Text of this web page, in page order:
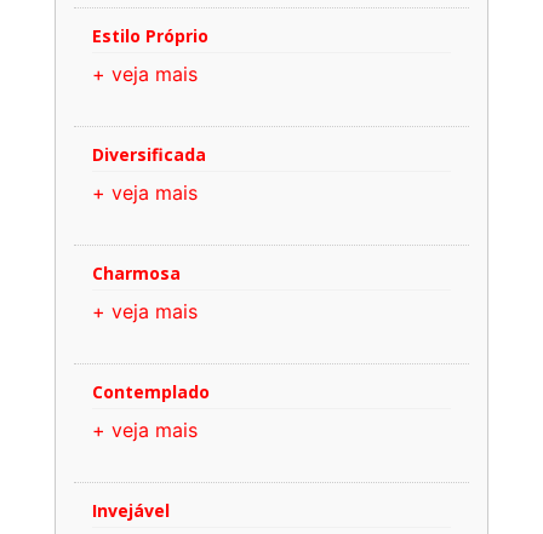
Estilo Próprio
+ veja mais
Diversificada
+ veja mais
Charmosa
+ veja mais
Contemplado
+ veja mais
Invejável